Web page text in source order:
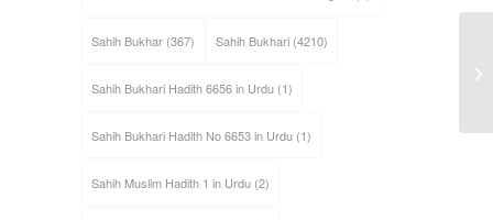
Sahih Bukhar(367) Sahih Bukhari(4210)
Sahih Bukhari Hadith 6656 in Urdu(1)
Sahih Bukhari Hadith No 6653 in Urdu(1)
Sahih Muslim Hadith 1 in Urdu(2)